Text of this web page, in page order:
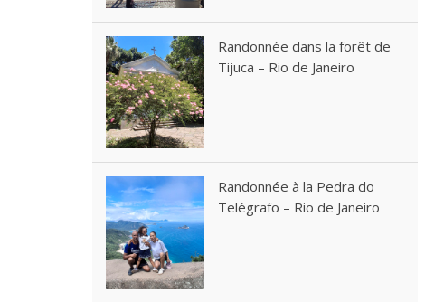
Randonnée dans la forêt de
Tijuca – Rio de Janeiro
Randonnée à la Pedra do
Telégrafo – Rio de Janeiro